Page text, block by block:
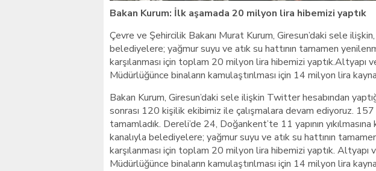
Bakan Kurum: İlk aşamada 20 milyon lira hibemizi yaptık
Çevre ve Şehircilik Bakanı Murat Kurum, Giresun’daki sele
belediyelere; yağmur suyu ve atık su hattının tamamen
karşılanması için toplam 20 milyon lira hibemizi yaptık.Altyapı
Müdürlüğünce binaların kamulaştırılması için 14 milyon lira
Bakan Kurum, Giresun’daki sele ilişkin Twitter hesabından
sonrası 120 kişilik ekibimiz ile çalışmalara devam ediyoruz.
tamamladık. Dereli’de 24, Doğankent’te 11 yapının
kanalıyla belediyelere; yağmur suyu ve atık su hattının
karşılanması için toplam 20 milyon lira hibemizi yaptık.
Müdürlüğünce binaların kamulaştırılması için 14 milyon lira